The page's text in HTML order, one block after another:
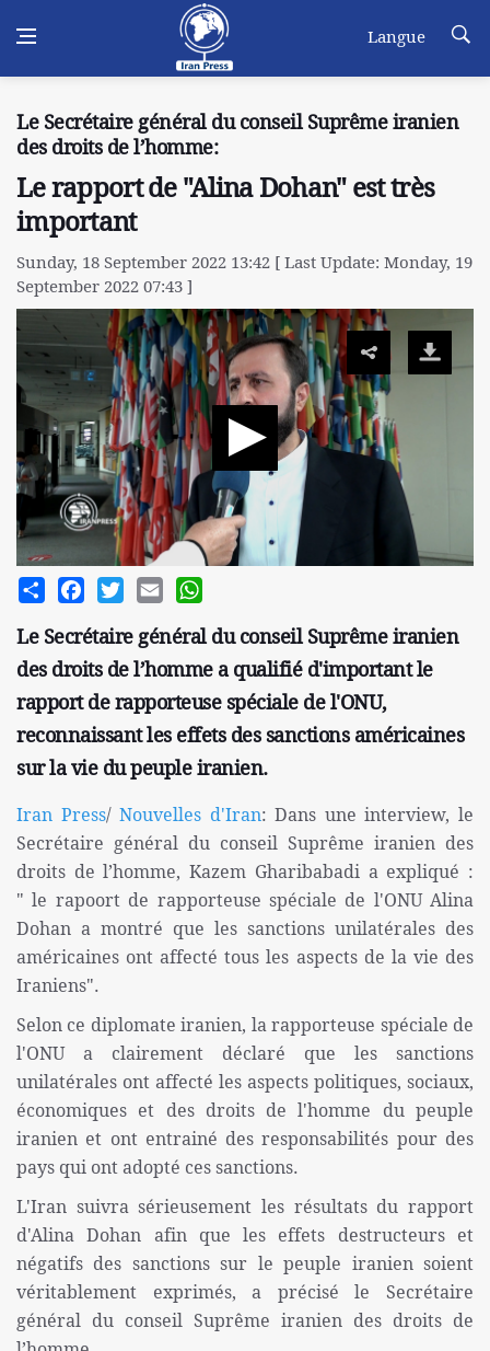
Langue
Le Secrétaire général du conseil Suprême iranien
des droits de l’homme:
Le rapport de "Alina Dohan" est très
important
Sunday, 18 September 2022 13:42 [ Last Update: Monday, 19
September 2022 07:43 ]
Share FacebookTwitterEmail
Le Secrétaire général du conseil Suprême iranien
des droits de l’homme a qualifié d'important le
rapport de rapporteuse spéciale de l'ONU,
reconnaissant les effets des sanctions américaines
sur la vie du peuple iranien.
Iran Press/Nouvelles d'Iran: Dans une interview, le
Secrétaire général du conseil Suprême iranien des
droits de l’homme, Kazem Gharibabadi a expliqué :
" le rapoort de rapporteuse spéciale de l'ONU Alina
Dohan a montré que les sanctions unilatérales des
américaines ont affecté tous les aspects de la vie des
Iraniens".
Selon ce diplomate iranien, la rapporteuse spéciale de
l'ONU a clairement déclaré que les sanctions
unilatérales ont affecté les aspects politiques, sociaux,
économiques et des droits de l'homme du peuple
iranien et ont entrainé des responsabilités pour des
pays qui ont adopté ces sanctions.
L'Iran suivra sérieusement les résultats du rapport
d'Alina Dohan afin que les effets destructeurs et
négatifs des sanctions sur le peuple iranien soient
véritablement exprimés, a précisé le Secrétaire
général du conseil Suprême iranien des droits de